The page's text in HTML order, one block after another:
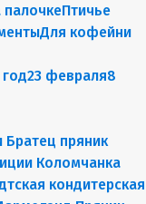
Птичье
Для кофейни
23 февраля8
Братец пряник
Коломчанка
кондитерская